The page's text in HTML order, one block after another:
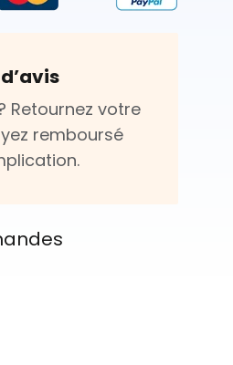
Retournez votre
remboursé